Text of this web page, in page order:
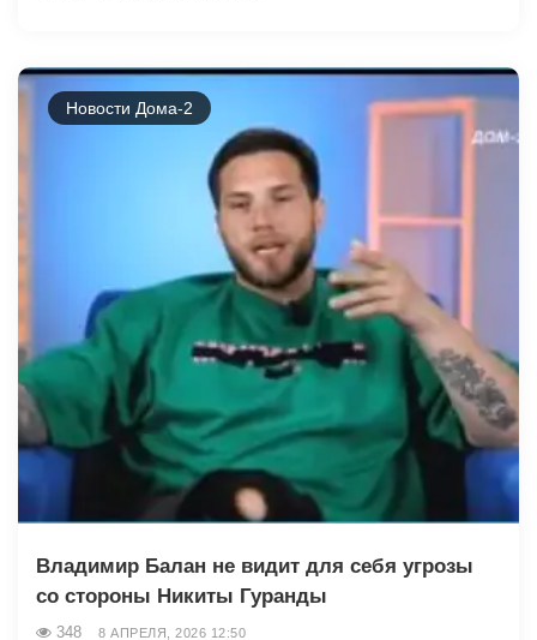
Новости Дома-2
Владимир Балан не видит для себя угрозы
со стороны Никиты Гуранды
348 8 АПРЕЛЯ, 2026 12:50